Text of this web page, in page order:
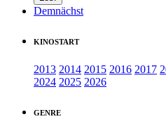
Demnächst
KINOSTART
2013 2014 2015 2016 2017
2024 2025 2026
GENRE